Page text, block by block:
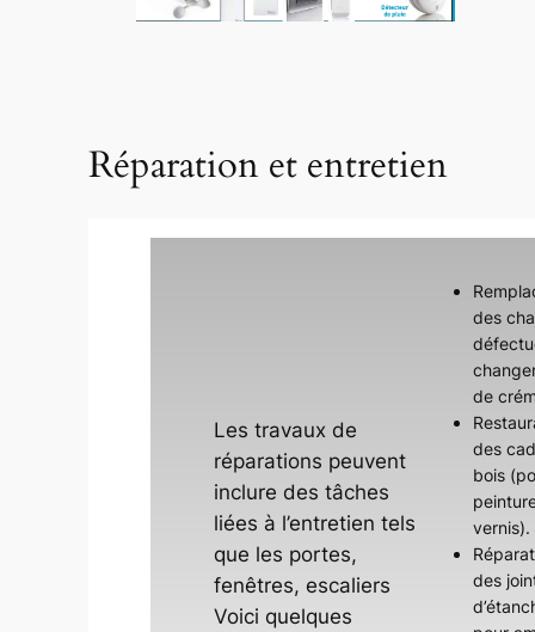
Réparation et entretien
Les travaux de
réparations peuvent
inclure des tâches
liées à l’entretien tels
que les portes,
fenêtres, escaliers
Voici quelques
des
de
des
bois
vernis).
des